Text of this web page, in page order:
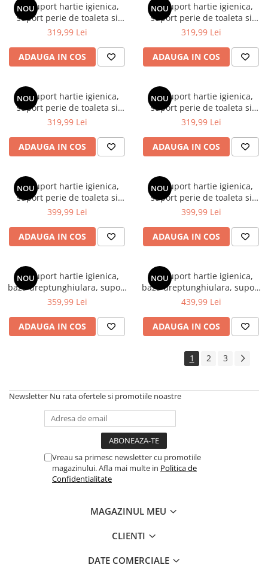
NOU
Set suport hartie igienica,
suport perie de toaleta si
perie de toaleta, din inox,
319,99 Lei
ADAUGA IN COS
NOU
Set suport hartie igienica,
suport perie de toaleta si
perie de toaleta, din inox,
319,99 Lei
ADAUGA IN COS
NOU
Set suport hartie igienica,
suport perie de toaleta si
perie de toaleta, din inox, Gri,
319,99 Lei
ADAUGA IN COS
NOU
Set suport hartie igienica,
suport perie de toaleta si
perie de toaleta, din inox, Alb,
319,99 Lei
ADAUGA IN COS
NOU
Set suport hartie igienica,
suport perie de toaleta si
perie de toaleta, din inox,
399,99 Lei
ADAUGA IN COS
NOU
Set suport hartie igienica,
suport perie de toaleta si
perie de toaleta, din inox,
399,99 Lei
ADAUGA IN COS
NOU
Set suport hartie igienica,
baza dreptunghiulara, suport
perie de toaleta si perie de
18 x 60 cm
359,99 Lei
ADAUGA IN COS
NOU
Set suport hartie igienica,
baza dreptunghiulara, suport
perie de toaleta si perie de
18 x 60 cm
439,99 Lei
ADAUGA IN COS
1 2 3
Newsletter Nu rata ofertele si promotiile noastre
Vreau sa primesc newsletter cu promotiile
magazinului. Afla mai multe in Politica de
Confidentialitate
MAGAZINUL MEU
CLIENTI
DATE COMERCIALE